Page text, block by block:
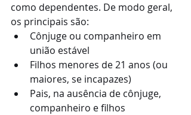
como dependentes. De modo geral,
os principais são:
Cônjuge ou companheiro em
união estável
Filhos menores de 21 anos (ou
maiores, se incapazes)
Pais, na ausência de cônjuge,
companheiro e filhos